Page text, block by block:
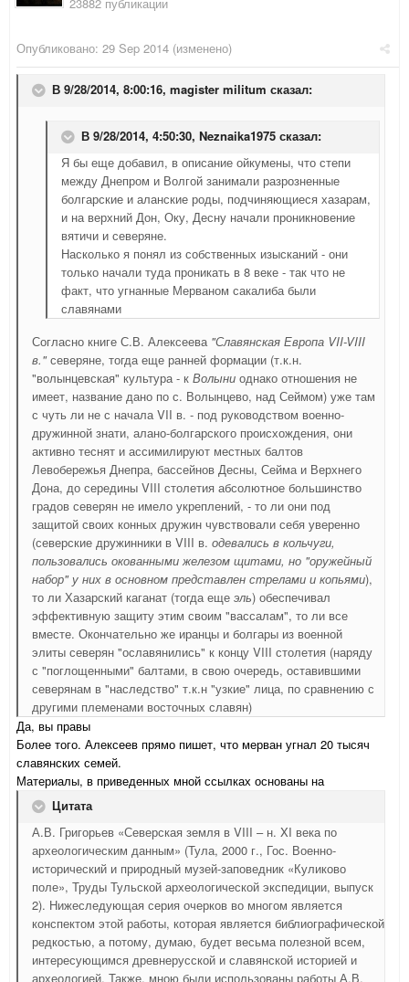
23882 публикации
Опубликовано: 29 Sep 2014 (изменено)
В 9/28/2014, 8:00:16, magister militum сказал:
В 9/28/2014, 4:50:30, Neznaika1975 сказал:
Я бы еще добавил, в описание ойкумены, что степи
между Днепром и Волгой занимали разрозненные
болгарские и аланские роды, подчиняющиеся хазарам,
и на верхний Дон, Оку, Десну начали проникновение
вятичи и северяне.
Насколько я понял из собственных изысканий - они
только начали туда проникать в 8 веке - так что не
факт, что угнанные Мерваном сакалиба были
славянами
Согласно книге С.В. Алексеева "Славянская Европа VII-VIII
в."северяне, тогда еще ранней формации (т.к.н.
"волынцевская" культура - к Волыни однако отношения не
имеет, название дано по с. Волынцево, над Сеймом) уже там
с чуть ли не с начала VII в. - под руководством военно-
дружинной знати, алано-болгарского происхождения, они
активно теснят и ассимилируют местных балтов
Левобережья Днепра, бассейнов Десны, Сейма и Верхнего
Дона, до середины VIII столетия абсолютное большинство
градов северян не имело укреплений, - то ли они под
защитой своих конных дружин чувствовали себя уверенно
(северские дружинники в VIII в. одевались в кольчуги,
пользовались окованными железом щитами, но "оружейный
набор" у них в основном представлен стрелами и копьями),
то ли Хазарский каганат (тогда еще эль) обеспечивал
эффективную защиту этим своим "вассалам", то ли все
вместе. Окончательно же иранцы и болгары из военной
элиты северян "ославянились" к концу VIII столетия (наряду
с "поглощенными" балтами, в свою очередь, оставившими
северянам в "наследство" т.к.н "узкие" лица, по сравнению с
другими племенами восточных славян)
Да, вы правы
Более того. Алексеев прямо пишет, что мерван угнал 20 тысяч
славянских семей.
Материалы, в приведенных мной ссылках основаны на
Цитата
А.В. Григорьев «Северская земля в VIII – н. XI века по
археологическим данным» (Тула, 2000 г., Гос. Военно-
исторический и природный музей-заповедник «Куликово
поле», Труды Тульской археологической экспедиции, выпуск
2). Нижеследующая серия очерков во многом является
конспектом этой работы, которая является библиографической
редкостью, а потому, думаю, будет весьма полезной всем,
интересующимся древнерусской и славянской историей и
археологией. Также, мною были использованы работы А.В.